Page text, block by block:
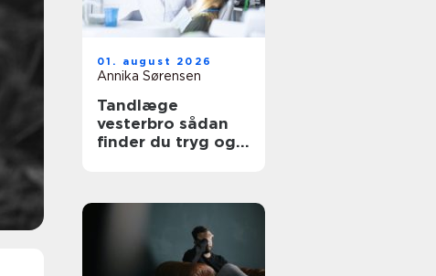
01. august 2026
Annika Sørensen
Tandlæge
vesterbro sådan
finder du tryg og